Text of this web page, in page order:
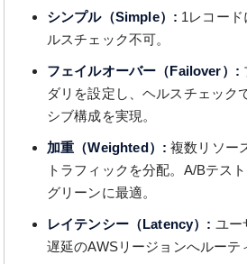
シンプル（Simple）: 1レコー
ルスチェック不可。
フェイルオーバー（Failover）:
ダリを設定し、ヘルスチェック
シブ構成を実現。
加重（Weighted）: 複数リソー
トラフィックを分配。A/Bテス
グリーンに最適。
レイテンシー（Latency）: ユー
遅延のAWSリージョンへルーテ